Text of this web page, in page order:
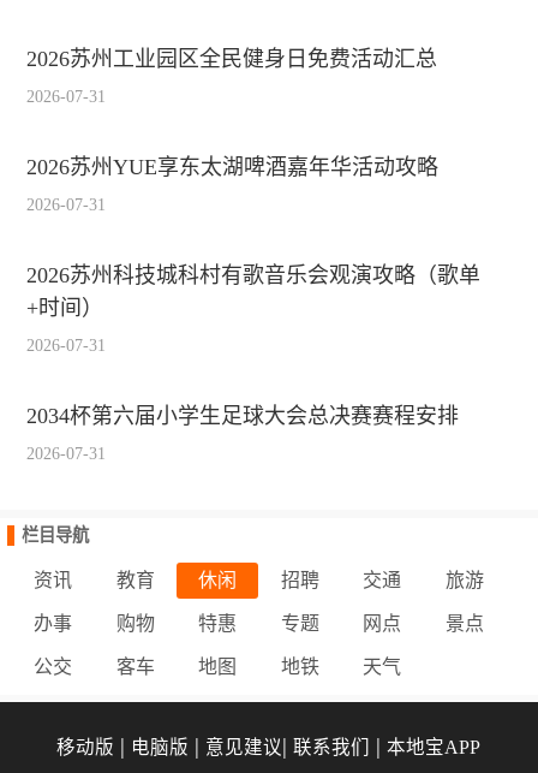
2026苏州工业园区全民健身日免费活动汇总
2026-07-31
2026苏州YUE享东太湖啤酒嘉年华活动攻略
2026-07-31
2026苏州科技城科村有歌音乐会观演攻略（歌单
+时间）
2026-07-31
2034杯第六届小学生足球大会总决赛赛程安排
2026-07-31
栏目导航
资讯 教育 休闲 招聘 交通 旅游
办事 购物 特惠 专题 网点 景点
公交 客车 地图 地铁 天气
移动版 | 电脑版 | 意见建议|联系我们 |本地宝APP